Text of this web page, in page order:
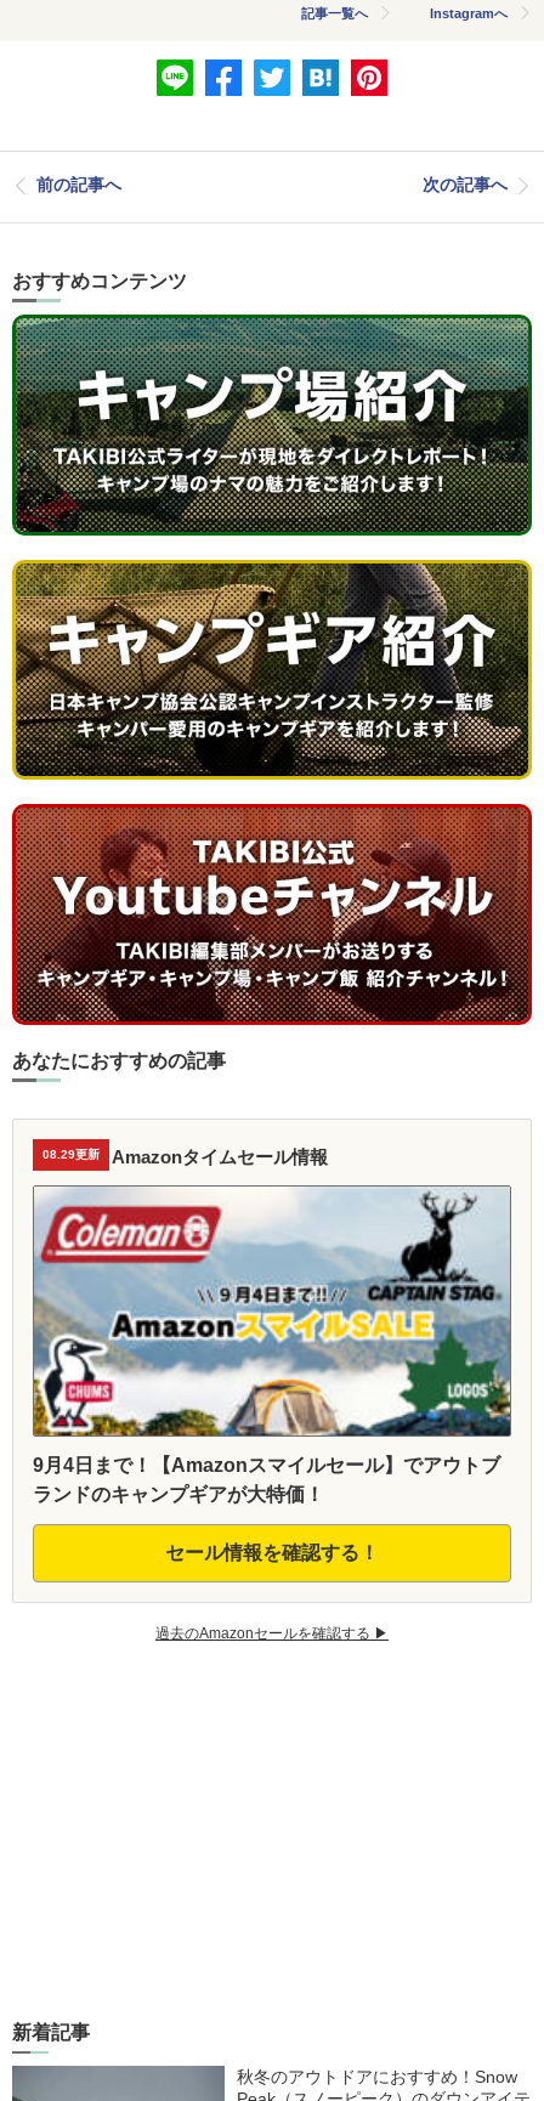
記事一覧へ Instagramへ
前の記事へ 次の記事へ
おすすめコンテンツ
あなたにおすすめの記事
08.29更新 Amazonタイムセール情報
9月4日まで！【Amazonスマイルセール】でアウトブ
ランドのキャンプギアが大特価！
セール情報を確認する！
過去のAmazonセールを確認する ▶︎
新着記事
秋冬のアウトドアにおすすめ！Snow